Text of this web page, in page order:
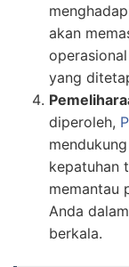
akan
yang
diperoleh,
kepatuhan
memantau
Anda
berkala.